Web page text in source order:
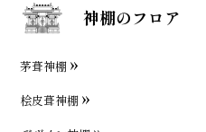
神棚のフロア
茅葺神棚
桧皮葺神棚